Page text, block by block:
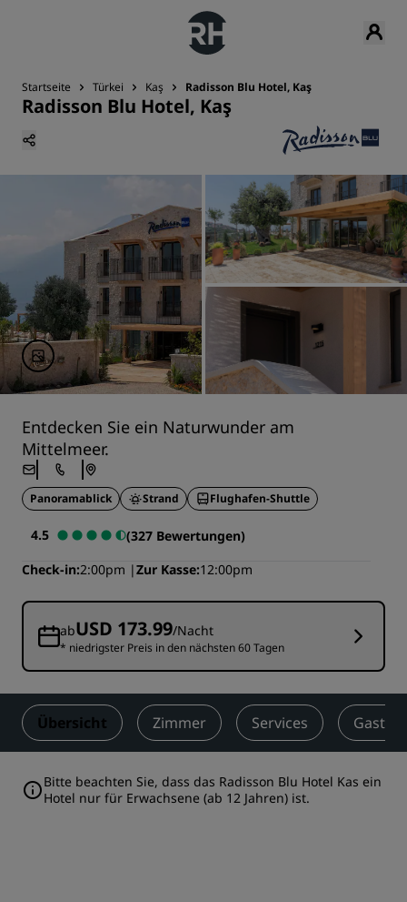
Startseite Türkei Kaş Radisson Blu Hotel, Kaş
Radisson Blu Hotel, Kaş
Entdecken Sie ein Naturwunder am
Mittelmeer.
Panoramablick Strand Flughafen-Shuttle
4.5
(327 Bewertungen)
Check-in 2:00pm Zur Kasse 12:00pm
abUSD 173.99/Nacht
* niedrigster Preis in den nächsten 60 Tagen
Übersicht Zimmer Services
Bitte beachten Sie, dass das Radisson Blu Hotel Kas ein
Hotel nur für Erwachsene (ab 12 Jahren) ist.